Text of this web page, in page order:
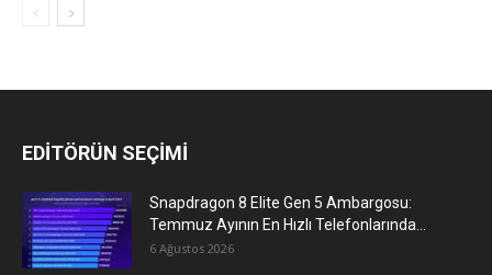
EDİTÖRÜN SEÇİMİ
Snapdragon 8 Elite Gen 5 Ambargosu:
Temmuz Ayının En Hızlı Telefonlarında...
6 Ağustos 2026